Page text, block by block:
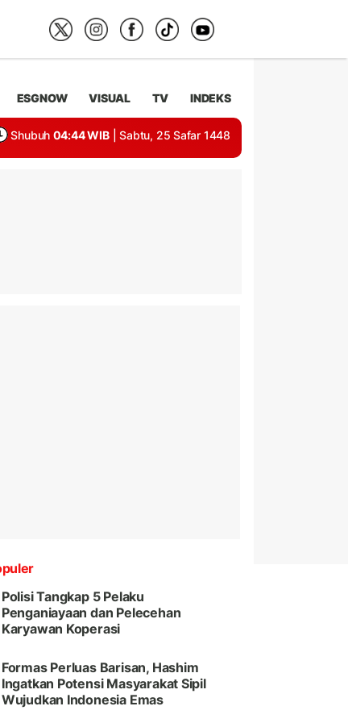
ESGNOW VISUAL TV INDEKS
Shubuh 04:44 WIB | Sabtu, 25 Safar 1448
Polisi Tangkap 5 Pelaku
Penganiayaan dan Pelecehan
Karyawan Koperasi
Formas Perluas Barisan, Hashim
Ingatkan Potensi Masyarakat Sipil
Wujudkan Indonesia Emas